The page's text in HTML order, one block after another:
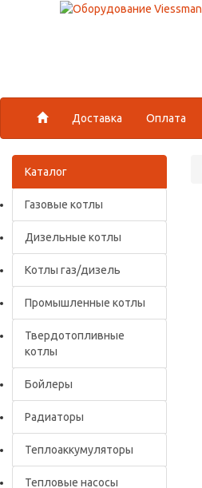
Доставка Оплата
Каталог
Газовые котлы
Дизельные котлы
Котлы газ/дизель
Промышленные котлы
Твердотопливные
котлы
Бойлеры
Радиаторы
Теплоаккумуляторы
Тепловые насосы